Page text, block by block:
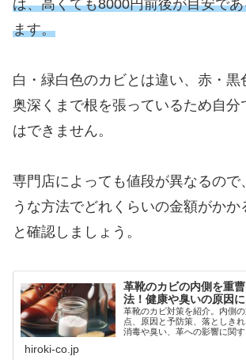
は、高くても8000円前後が目安で
ます。
白・緑白色のカビとは違い、赤・黒
奥深くまで根を張っているため自分
はできません。
専門店によっても値段が異なるので
うな方法でどれくらいの金額がかか
と確認しましょう。
革靴のカビの内側を重
法！健康や臭いの原因に
革靴のカビ対策を紹介。内側
点、原因と予防策、落としき
消毒や臭い、革への影響に関す
し、革靴のカビ除去方法をま
hiroki-co.jp